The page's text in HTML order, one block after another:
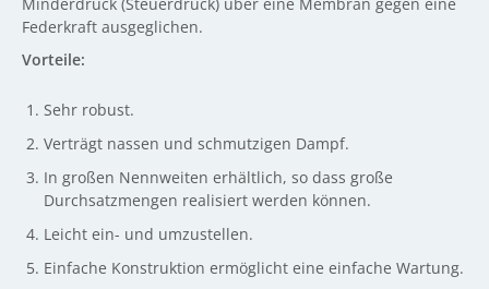
Federkraft ausgeglichen.
Vorteile:
Sehr robust.
Verträgt nassen und schmutzigen Dampf.
In großen Nennweiten erhältlich, so dass große
Durchsatzmengen realisiert werden können.
Leicht ein- und umzustellen.
Einfache Konstruktion ermöglicht eine einfache Wartung.